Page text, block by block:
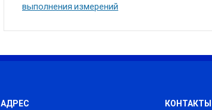
выполнения измерений
АДРЕС КОНТАКТЫ